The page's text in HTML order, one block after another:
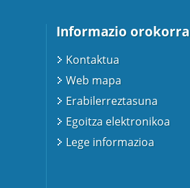
Informazio orokorra
Kontaktua
Web mapa
Erabilerreztasuna
Egoitza elektronikoa
Lege informazioa